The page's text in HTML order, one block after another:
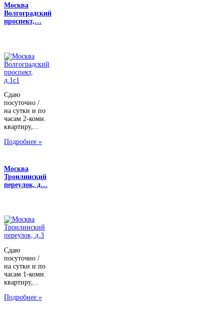
Москва
Волгоградский
проспект,…
Сдаю
посуточно /
на сутки и по
часам 2-комн.
квартиру,...
Подробнее »
Москва
Троилинский
переулок, д…
Сдаю
посуточно /
на сутки и по
часам 1-комн.
квартиру,...
Подробнее »